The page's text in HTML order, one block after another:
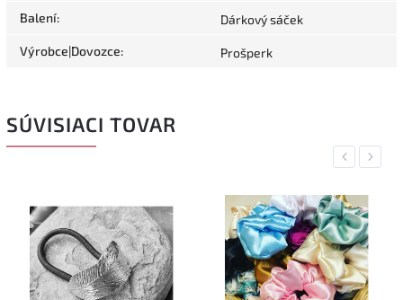
Balení: Dárkový sáček
Výrobce|Dovozce: Prošperk
SÚVISIACI TOVAR
Previous
Next